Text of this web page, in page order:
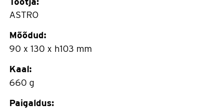
ASTRO
Mõõdud:
90 x 130 x h103 mm
Kaal:
660 g
Paigaldus: